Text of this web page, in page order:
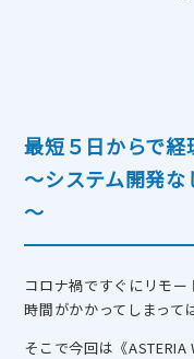
最短５日からで経
～システム開発
～
コロナ禍ですぐにリモ
時間がかかってしまっ
そこで今回は《